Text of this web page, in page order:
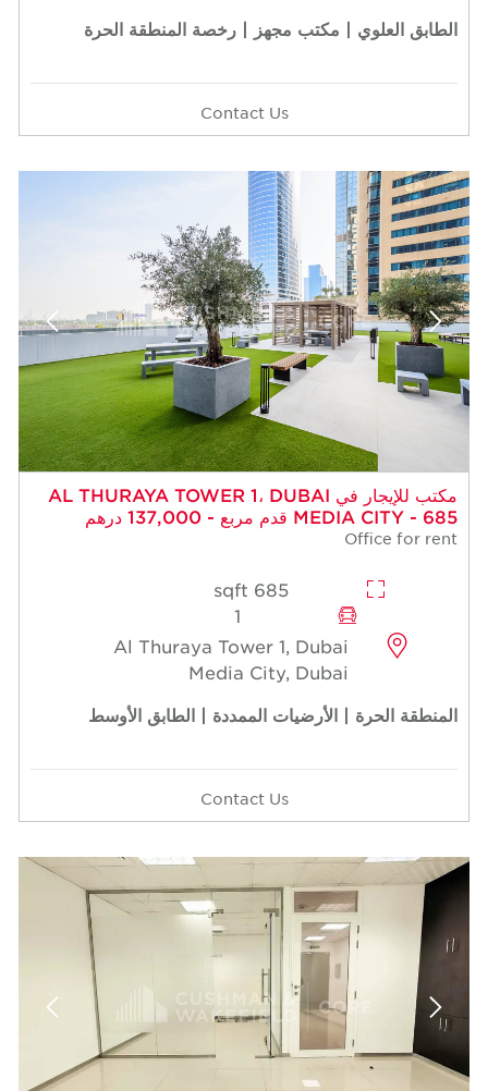
الطابق العلوي | مكتب مجهز | رخصة المنطقة الحرة
Contact Us
مكتب للإيجار في AL THURAYA TOWER 1، DUBAI
MEDIA CITY - 685 قدم مربع - 137,000 درهم
Office for rent
685 sqft
1
Al Thuraya Tower 1, Dubai
Media City, Dubai
المنطقة الحرة | الأرضيات الممددة | الطابق الأوسط
Contact Us